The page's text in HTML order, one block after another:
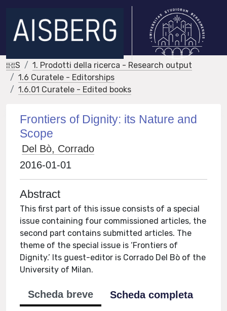
IRIS
1. Prodotti della ricerca - Research output
1.6 Curatele - Editorships
1.6.01 Curatele - Edited books
Frontiers of Dignity: its Nature and
Scope
Del Bò, Corrado
2016-01-01
Abstract
This first part of this issue consists of a special
issue containing four commissioned articles, the
second part contains submitted articles. The
theme of the special issue is ‘Frontiers of
Dignity.’ Its guest-editor is Corrado Del Bò of the
University of Milan.
Scheda breve
Scheda completa